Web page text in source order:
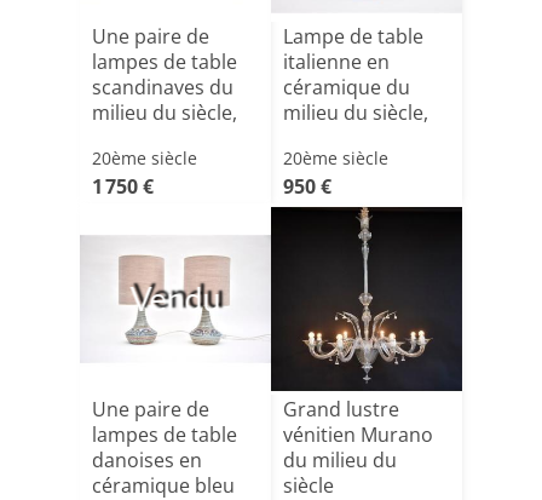
Une paire de
lampes de table
scandinaves du
milieu du siècle,
20ème siècle
1 750 €
Lampe de table
italienne en
céramique du
milieu du siècle,
20ème siècle
950 €
Vendu
Une paire de
lampes de table
danoises en
céramique bleu
Grand lustre
vénitien Murano
du milieu du
siècle